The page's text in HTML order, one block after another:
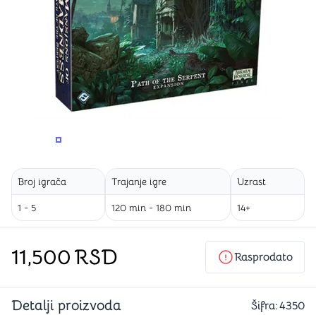
PROMENITE UGAO GLEDANJA
Broj igrača
1 - 5
Trajanje igre
120 min - 180 min
Uzrast
14+
11,500RSD Rasprodato
Detalji proizvoda Šifra:4350